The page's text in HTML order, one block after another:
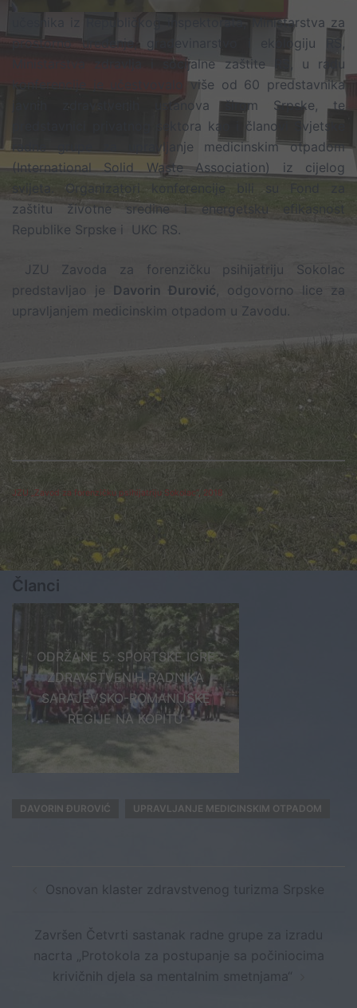
učesnika iz Republičkog inspektorata, Ministarstva za
prostorno uređenje, građevinarstvo i ekologiju RS,
Ministarstva zdravlja i socijalne zaštite RS, u radu
konferencije je učestvovalo više od 60 predstavnika
javnih zdravstvenih ustanova širom Srpske, te
predstavnici privatnog sektora kao i članovi Svjetske
radne grupe za upravljanje medicinskim otpadom
(International Solid Waste Association) iz cijelog
svijeta. Organizatori konferencije bili su Fond za
zaštitu životne sredine i energetsku efikasnost
Republike Srpske i UKC RS.
JZU Zavoda za forenzičku psihijatriju Sokolac
predstavljao je Davorin Đurović , odgovorno lice za
upravljanjem medicinskim otpadom u Zavodu.
JZU „Zavod za forenzičku psihijatriju Sokolac“, 2018
Članci
ODRŽANE 5. SPORTSKE IGRE
ZDRAVSTVENIH RADNIKA
SARAJEVSKO-ROMANIJSKE
REGIJE NA KOPITU
DAVORIN ĐUROVIĆ UPRAVLJANJE MEDICINSKIM OTPADOM
navigation
Osnovan klaster zdravstvenog turizma Srpske
Završen Četvrti sastanak radne grupe za izradu
nacrta „Protokola za postupanje sa počiniocima
krivičnih djela sa mentalnim smetnjama“